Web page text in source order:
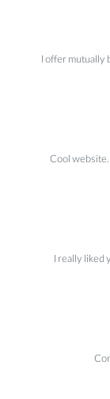
I offer mutually
Cool
I really liked